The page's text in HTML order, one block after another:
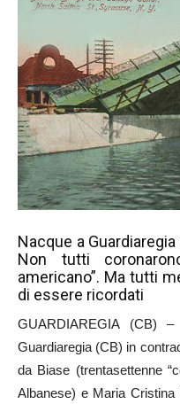
Nacque a
Non tutti
americano”. Ma tutti
di essere ricordati
GUARDIAREGIA (CB)
Guardiaregia (CB) in
da Biase (trentasettenne
Albanese) e Maria Cristina